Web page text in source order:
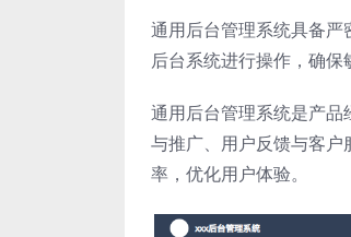
通用后台管理系统具备
后台系统进行操作，确保
通用后台管理系统是产
与推广、用户反馈与客
率，优化用户体验。